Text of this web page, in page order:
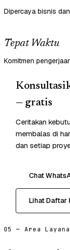
Dipercaya bisnis
Tepat Waktu
Komitmen
— gratis
Ceritakan
membalas di
dan setiap
Chat
Lihat Daftar
05 — Area